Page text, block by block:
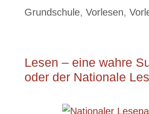
Grundschule, Vorlesen,
Lesen – eine wahre
oder der Nationale